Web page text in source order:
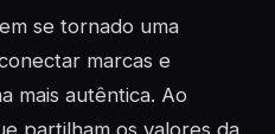
se tornado uma
marcas e
mais autêntica. Ao
partilham os valores da